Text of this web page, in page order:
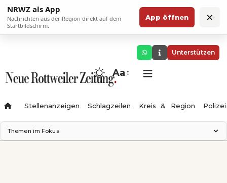
NRWZ als App
Nachrichten aus der Region direkt auf dem
Startbildschirm.
App öffnen ×
Unterstützen
Aa
Stellenanzeigen Schlagzeilen Kreis & Region Polizei
Themen im Fokus